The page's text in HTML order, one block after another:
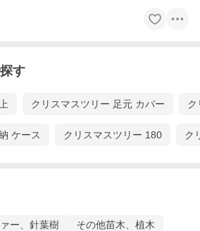
す
クリスマスツリー 足元 カバー ク
ケース クリスマスツリー 180 ク
ー、針葉樹
その他苗木、植木